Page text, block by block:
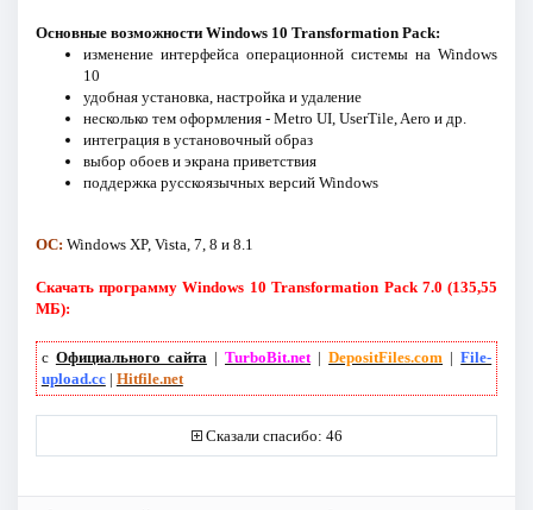
Основные возможности Windows 10 Transformation Pack:
изменение интерфейса операционной системы на Windows
10
удобная установка, настройка и удаление
несколько тем оформления - Metro UI, UserTile, Aero и др.
интеграция в установочный образ
выбор обоев и экрана приветствия
поддержка русскоязычных версий Windows
ОС: Windows XP, Vista, 7, 8 и 8.1
Скачать программу Windows 10 Transformation Pack 7.0 (135,55
МБ):
с Официального сайта | TurboBit.net |DepositFiles.com |File-
upload.cc| Hitfile.net
Сказали спасибо: 46